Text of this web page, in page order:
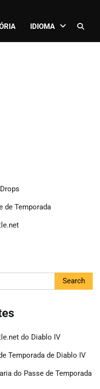
IDIOMA
de Temporada
do Diablo IV
Temporada de Diablo IV
do Passe de Temporada